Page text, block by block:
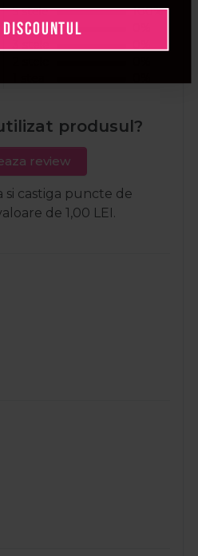
5 stele
100%
4 stele
produsul?
review
si castiga puncte de
de 1,00 LEI.